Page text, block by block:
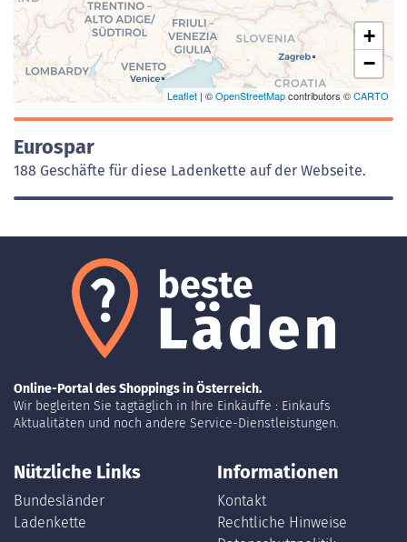
+
−
Leaflet | ©OpenStreetMapcontributors ©CARTO
Eurospar
188 Geschäfte für diese Ladenkette auf der Webseite.
Online-Portal des Shoppings in Österreich.
Wir begleiten Sie tagtäglich in Ihre Einkäuffe : Einkaufs
Aktualitäten und noch andere Service-Dienstleistungen.
Nützliche Links
Bundesländer
Ladenkette
Informationen
Kontakt
Rechtliche Hinweise